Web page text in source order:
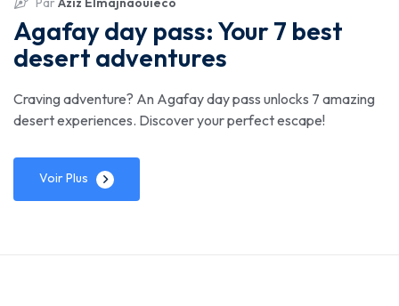
Agafay day pass: Your 7 best
desert adventures
Craving adventure? An Agafay day pass unlocks 7 amazing
desert experiences. Discover your perfect escape!
Voir Plus